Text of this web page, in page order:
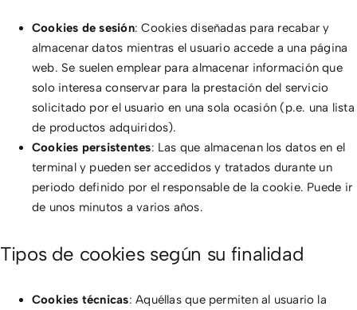
Cookies de sesión: Cookies diseñadas para recabar y
almacenar datos mientras el usuario accede a una página
web. Se suelen emplear para almacenar información que
solo interesa conservar para la prestación del servicio
solicitado por el usuario en una sola ocasión (p.e. una lista
de productos adquiridos).
Cookies persistentes: Las que almacenan los datos en el
terminal y pueden ser accedidos y tratados durante un
periodo definido por el responsable de la cookie. Puede ir
de unos minutos a varios años.
Tipos de cookies según su finalidad
Cookies técnicas: Aquéllas que permiten al usuario la